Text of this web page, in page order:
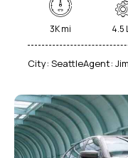
3K mi 4.5
City: SeattleAgent: